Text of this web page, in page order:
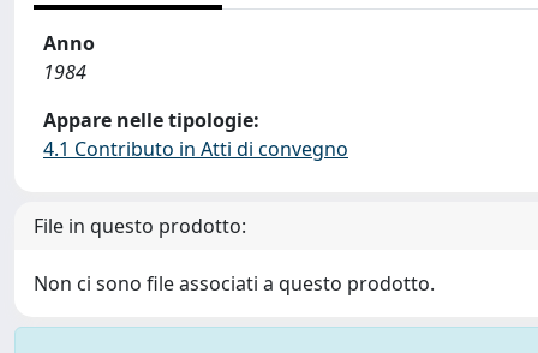
Anno
1984
Appare nelle tipologie:
4.1 Contributo in Atti di convegno
File in questo prodotto:
Non ci sono file associati a questo prodotto.